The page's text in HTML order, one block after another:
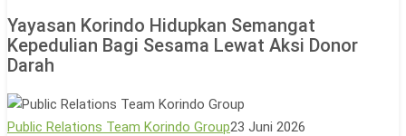
Perkuat
Agrowisata
Hidupkan
Semangat
Bagi
Sesama
Yayasan Korindo Hidupkan Semangat
Kepedulian Bagi Sesama Lewat Aksi Donor
Darah
Public Relations Team Korindo Group23 Juni 2026